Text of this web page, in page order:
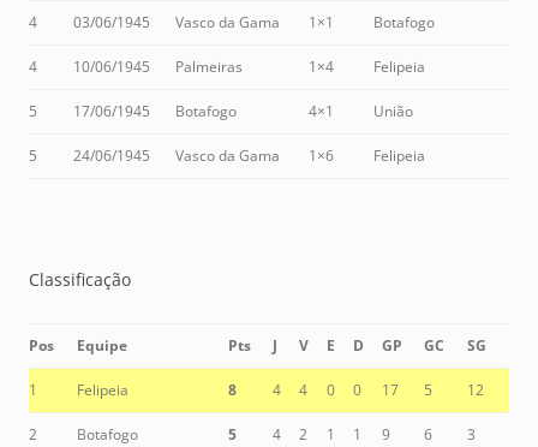
4 03/06/1945 Vasco da Gama 1×1 Botafogo
4 10/06/1945 Palmeiras 1×4 Felipeia
5 17/06/1945 Botafogo 4×1 União
5 24/06/1945 Vasco da Gama 1×6 Felipeia
Classificação
Pos Equipe Pts J V E D GP GC SG
1 Felipeia 8 4 4 0 0 17 5 12
2 Botafogo 5 4 2 1 1 9 6 3